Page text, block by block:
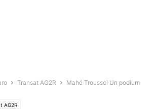
Transat AG2R
Mahé Troussel Un podium
AG2R